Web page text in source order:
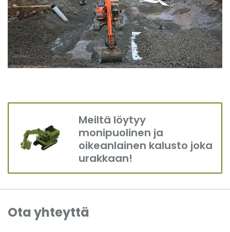
Meiltä löytyy
monipuolinen ja
oikeanlainen kalusto joka
urakkaan!
Ota yhteyttä